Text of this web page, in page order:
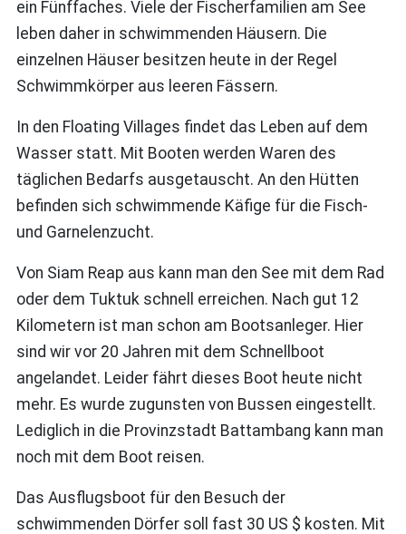
ein Fünffaches. Viele der Fischerfamilien am See
leben daher in schwimmenden Häusern. Die
einzelnen Häuser besitzen heute in der Regel
Schwimmkörper aus leeren Fässern.
In den Floating Villages findet das Leben auf dem
Wasser statt. Mit Booten werden Waren des
täglichen Bedarfs ausgetauscht. An den Hütten
befinden sich schwimmende Käfige für die Fisch-
und Garnelenzucht.
Von Siam Reap aus kann man den See mit dem Rad
oder dem Tuktuk schnell erreichen. Nach gut 12
Kilometern ist man schon am Bootsanleger. Hier
sind wir vor 20 Jahren mit dem Schnellboot
angelandet. Leider fährt dieses Boot heute nicht
mehr. Es wurde zugunsten von Bussen eingestellt.
Lediglich in die Provinzstadt Battambang kann man
noch mit dem Boot reisen.
Das Ausflugsboot für den Besuch der
schwimmenden Dörfer soll fast 30 US $ kosten. Mit